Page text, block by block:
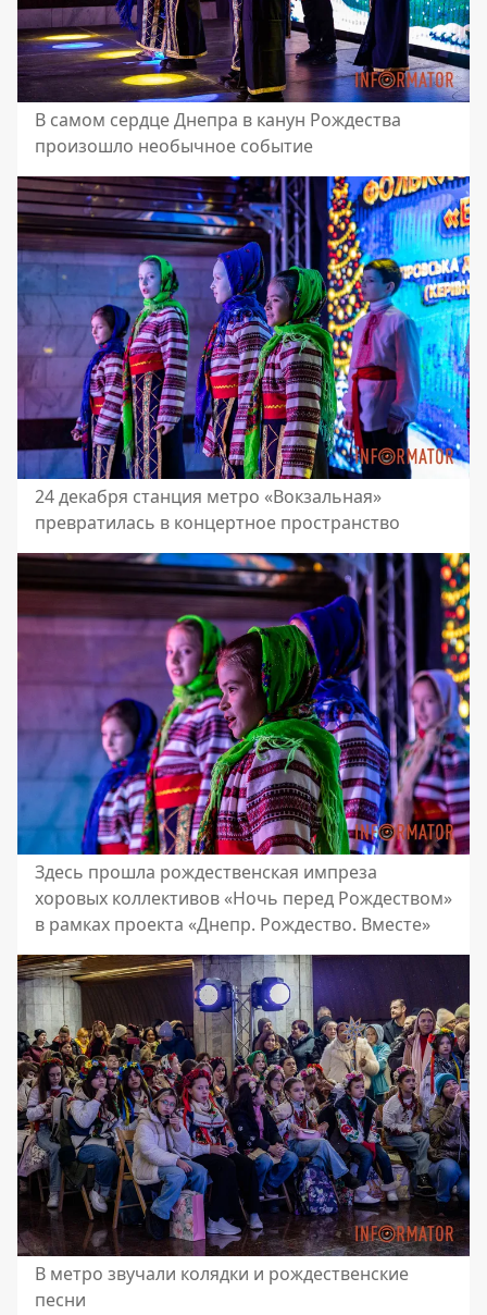
В самом сердце Днепра в канун Рождества
произошло необычное событие
24 декабря станция метро «Вокзальная»
превратилась в концертное пространство
Здесь прошла рождественская импреза
хоровых коллективов «Ночь перед Рождеством»
в рамках проекта «Днепр. Рождество. Вместе»
В метро звучали колядки и рождественские
песни